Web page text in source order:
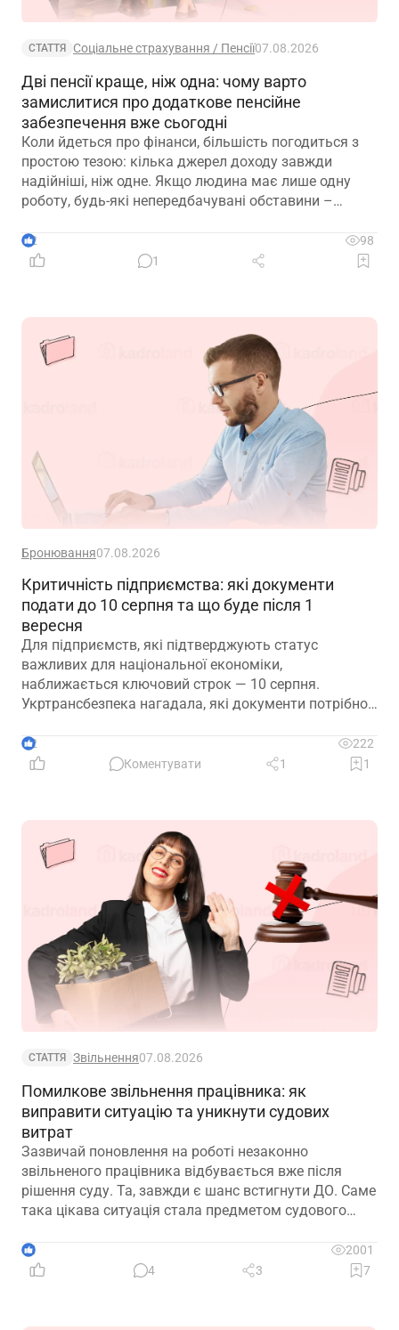
СТАТТЯ Соціальне страхування / Пенсії07.08.2026
Дві пенсії краще, ніж одна: чому варто
замислитися про додаткове пенсійне
забезпечення вже сьогодні
Коли йдеться про фінанси, більшість погодиться з
простою тезою: кілька джерел доходу завжди
надійніші, ніж одне. Якщо людина має лише одну
роботу, будь-які непередбачувані обставини –
окремій галузі – можуть миттєво позбавити її
доходу. Саме тому диверсифікація давно
застосовують до пенсійного забезпечення
2
98
1
Бронювання07.08.2026
Критичність підприємства: які документи
подати до 10 серпня та що буде після 1
вересня
Для підприємств, які підтверджують статус
важливих для національної економіки,
наближається ключовий строк — 10 серпня.
Укртрансбезпека нагадала, які документи потрібно
що очікує на компанії, які не встигнуть підтвердити
свій статус
2
222
Коментувати
1 1
СТАТТЯ Звільнення07.08.2026
Помилкове звільнення працівника: як
виправити ситуацію та уникнути судових
витрат
Зазвичай поновлення на роботі незаконно
звільненого працівника відбувається вже після
рішення суду. Та, завжди є шанс встигнути ДО. Саме
така цікава ситуація стала предметом судового
скасував помилково виданий наказ про звільнення.
Розберемо її докладно
1
2001
4
3 7